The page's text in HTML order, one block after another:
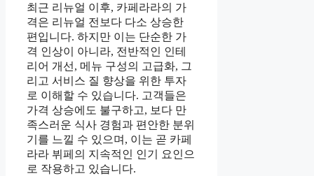
최근 리뉴얼 이후, 카페라라의 가
격은 리뉴얼 전보다 다소 상승한
편입니다. 하지만 이는 단순한 가
격 인상이 아니라, 전반적인 인테
리어 개선, 메뉴 구성의 고급화, 그
리고 서비스 질 향상을 위한 투자
로 이해할 수 있습니다. 고객들은
가격 상승에도 불구하고, 보다 만
족스러운 식사 경험과 편안한 분위
기를 느낄 수 있으며, 이는 곧 카페
라라 뷔페의 지속적인 인기 요인으
로 작용하고 있습니다.